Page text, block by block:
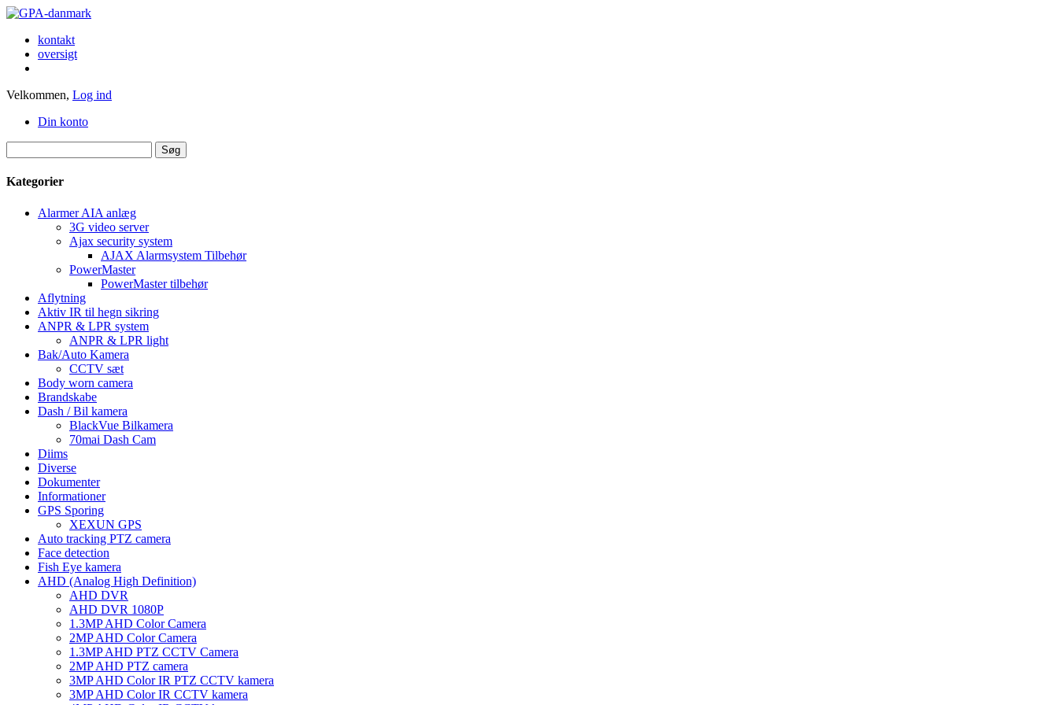
kontakt
oversigt
Velkommen, Log ind
Din konto
Kategorier
Alarmer AIA anlæg
3G video server
Ajax security system
AJAX Alarmsystem Tilbehør
PowerMaster
PowerMaster tilbehør
Aflytning
Aktiv IR til hegn sikring
ANPR & LPR system
ANPR & LPR light
Bak/Auto Kamera
CCTV sæt
Body worn camera
Brandskabe
Dash / Bil kamera
BlackVue Bilkamera
70mai Dash Cam
Diims
Diverse
Dokumenter
Informationer
GPS Sporing
XEXUN GPS
Auto tracking PTZ camera
Face detection
Fish Eye kamera
AHD (Analog High Definition)
AHD DVR
AHD DVR 1080P
1.3MP AHD Color Camera
2MP AHD Color Camera
1.3MP AHD PTZ CCTV Camera
2MP AHD PTZ camera
3MP AHD Color IR PTZ CCTV kamera
3MP AHD Color IR CCTV kamera